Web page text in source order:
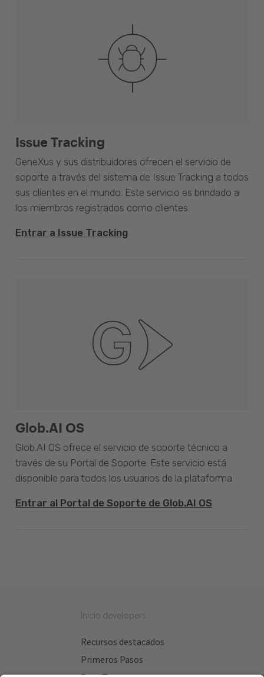
Issue Tracking
GeneXus y sus distribuidores ofrecen el servicio de
soporte a través del sistema de Issue Tracking a todos
sus clientes en el mundo. Este servicio es brindado a
los miembros registrados como clientes.
Entrar a Issue Tracking
Glob.AI OS
Glob.AI OS ofrece el servicio de soporte técnico a
través de su Portal de Soporte. Este servicio está
disponible para todos los usuarios de la plataforma.
Entrar al Portal de Soporte de Glob.AI OS
Inicio developers
Recursos destacados
Primeros Pasos